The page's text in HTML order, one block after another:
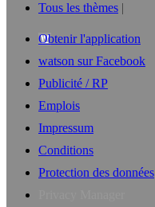
Tous les thèmes
Obtenir l'application
watson sur Facebook
Publicité / RP
Emplois
Impressum
Conditions
Protection des données